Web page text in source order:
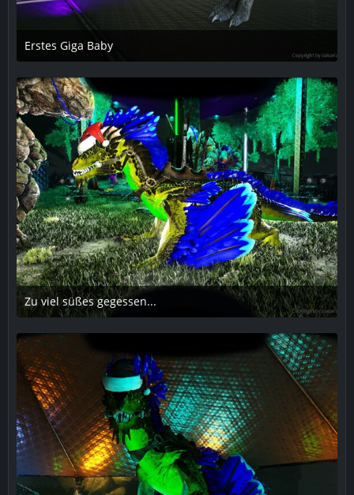
Erstes Giga Baby
16. Dezember 2018 um 17:10
1
Zu viel süßes gegessen...
18. Dezember 2018 um 23:47